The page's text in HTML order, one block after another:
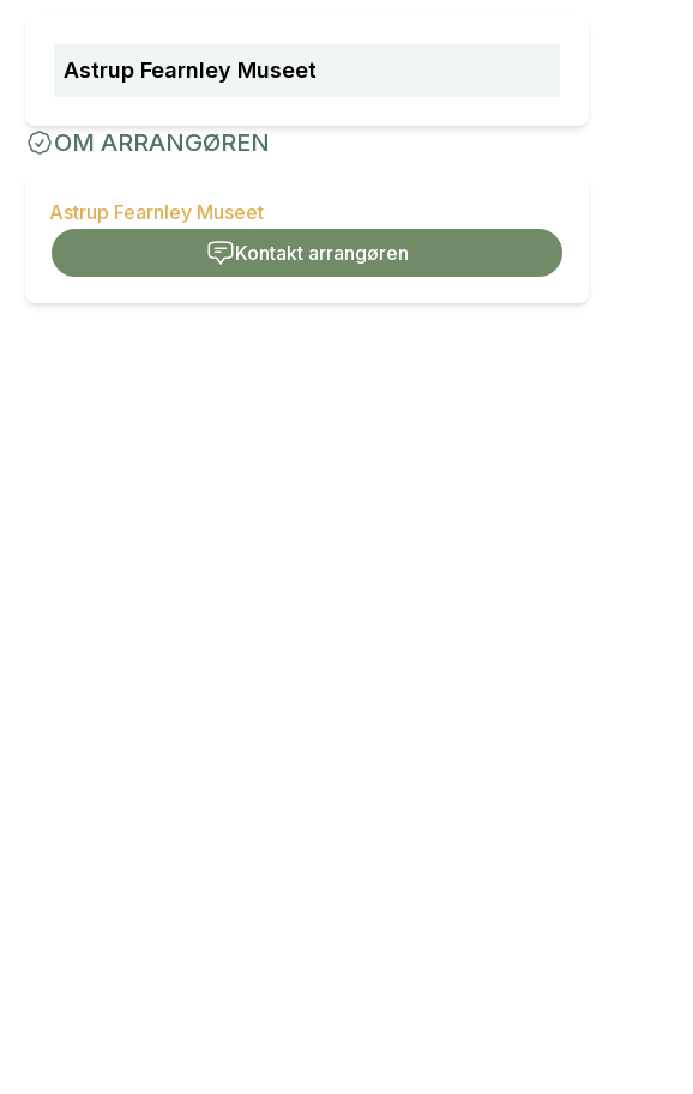
Astrup Fearnley Museet
OM ARRANGØREN
Astrup Fearnley Museet
Kontakt arrangøren